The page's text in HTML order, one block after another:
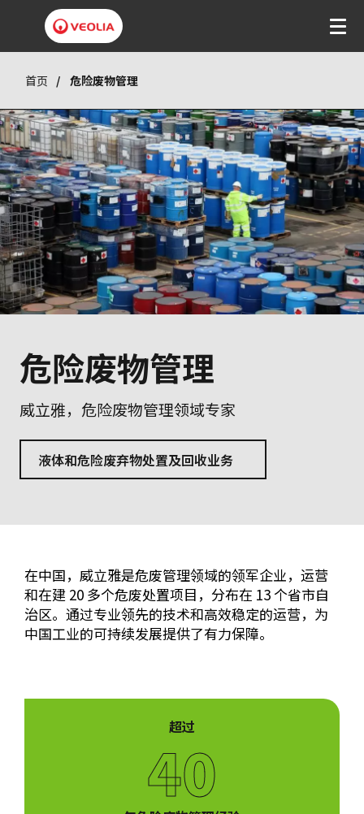
首页 危险废物管理
危险废物管理
威立雅，危险废物管理领域专家
液体和危险废弃物处置及回收业务
在中国，威立雅是危废管理领域的领军企业，运营
和在建 20 多个危废处置项目，分布在 13 个省市自
治区。通过专业领先的技术和高效稳定的运营，为
中国工业的可持续发展提供了有力保障。
超过
40